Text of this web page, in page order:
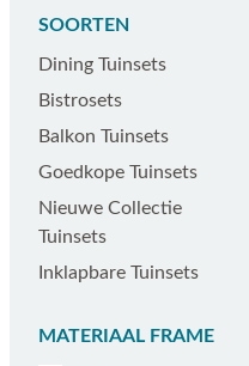
SOORTEN
Dining tuinsets
Dining Tuinsets
Bistrosets
Bistrosets
Balkon tuinsets
Balkon Tuinsets
Goedkope tuinsets
Goedkope Tuinsets
Nieuwe collectie tuinsets
Nieuwe Collectie
Tuinsets
Inklapbare tuinsets
Inklapbare Tuinsets
MATERIAAL FRAME